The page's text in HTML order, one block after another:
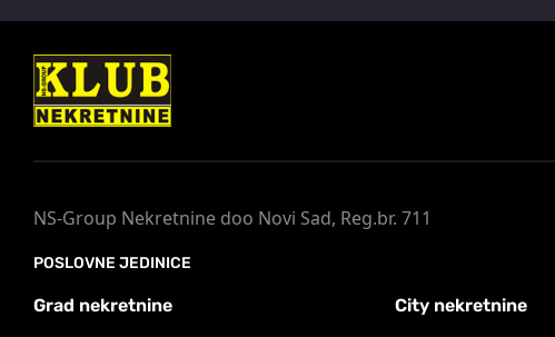
NS-Group Nekretnine doo Novi Sad, Reg.br. 711
POSLOVNE JEDINICE
Grad nekretnine City nekretnine